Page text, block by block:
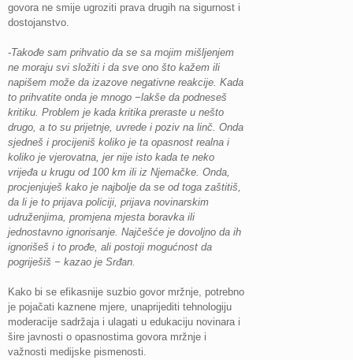
govora ne smije ugroziti prava drugih na sigurnost i
dostojanstvo.
-Takođe sam prihvatio da se sa mojim mišljenjem
ne moraju svi složiti i da sve ono što kažem ili
napišem može da izazove negativne reakcije. Kada
to prihvatite onda je mnogo −lakše da podneseš
kritiku. Problem je kada kritika preraste u nešto
drugo, a to su prijetnje, uvrede i poziv na linč. Onda
sjedneš i procijeniš koliko je ta opasnost realna i
koliko je vjerovatna, jer nije isto kada te neko
vrijeđa u krugu od 100 km ili iz Njemačke. Onda,
procjenjuješ kako je najbolje da se od toga zaštitiš,
da li je to prijava policiji, prijava novinarskim
udruženjima, promjena mjesta boravka ili
jednostavno ignorisanje. Najčešće je dovoljno da ih
ignorišeš i to prođe, ali postoji mogućnost da
pogriješiš − kazao je Srđan.
Kako bi se efikasnije suzbio govor mržnje, potrebno
je pojačati kaznene mjere, unaprijediti tehnologiju
moderacije sadržaja i ulagati u edukaciju novinara i
šire javnosti o opasnostima govora mržnje i
važnosti medijske pismenosti.